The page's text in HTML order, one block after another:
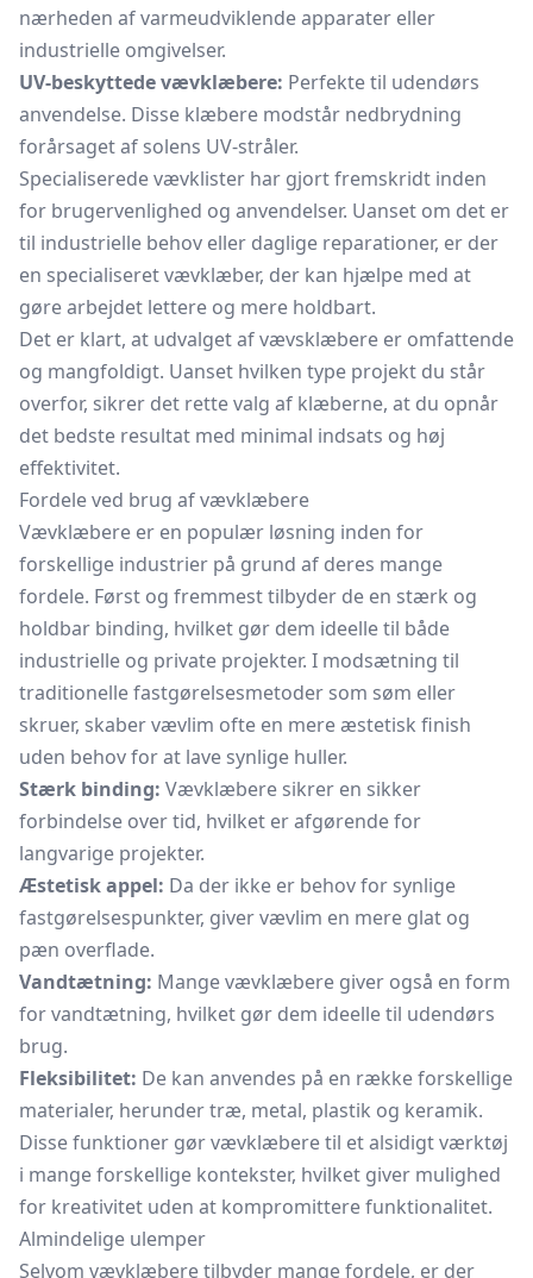
nærheden af varmeudviklende apparater eller
industrielle omgivelser.
UV-beskyttede vævklæbere: Perfekte til udendørs
anvendelse. Disse klæbere modstår nedbrydning
forårsaget af solens UV-stråler.
Specialiserede vævklister har gjort fremskridt inden
for brugervenlighed og anvendelser. Uanset om det er
til industrielle behov eller daglige reparationer, er der
en specialiseret vævklæber, der kan hjælpe med at
gøre arbejdet lettere og mere holdbart.
Det er klart, at udvalget af vævsklæbere er omfattende
og mangfoldigt. Uanset hvilken type projekt du står
overfor, sikrer det rette valg af klæberne, at du opnår
det bedste resultat med minimal indsats og høj
effektivitet.
Fordele ved brug af vævklæbere
Vævklæbere er en populær løsning inden for
forskellige industrier på grund af deres mange
fordele. Først og fremmest tilbyder de en stærk og
holdbar binding, hvilket gør dem ideelle til både
industrielle og private projekter. I modsætning til
traditionelle fastgørelsesmetoder som søm eller
skruer, skaber vævlim ofte en mere æstetisk finish
uden behov for at lave synlige huller.
Stærk binding: Vævklæbere sikrer en sikker
forbindelse over tid, hvilket er afgørende for
langvarige projekter.
Æstetisk appel: Da der ikke er behov for synlige
fastgørelsespunkter, giver vævlim en mere glat og
pæn overflade.
Vandtætning: Mange vævklæbere giver også en form
for vandtætning, hvilket gør dem ideelle til udendørs
brug.
Fleksibilitet: De kan anvendes på en række forskellige
materialer, herunder træ, metal, plastik og keramik.
Disse funktioner gør vævklæbere til et alsidigt værktøj
i mange forskellige kontekster, hvilket giver mulighed
for kreativitet uden at kompromittere funktionalitet.
Almindelige ulemper
Selvom vævklæbere tilbyder mange fordele, er der